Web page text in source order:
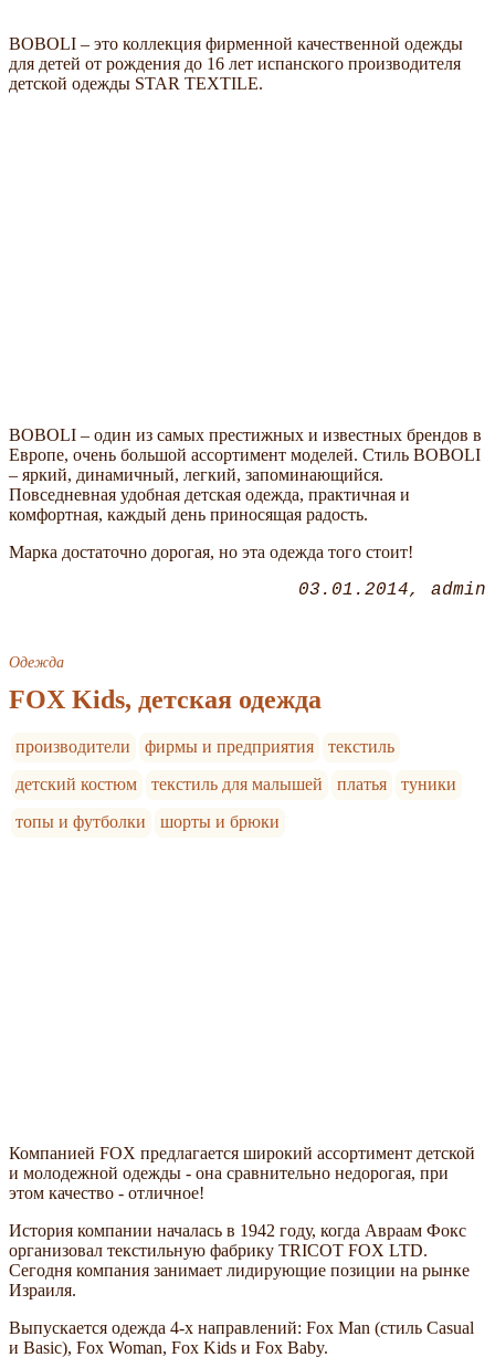
BOBOLI – это коллекция фирменной качественной одежды
для детей от рождения до 16 лет испанского производителя
детской одежды STAR TEXTILE.
BOBOLI – один из самых престижных и известных брендов в
Европе, очень большой ассортимент моделей. Стиль BOBOLI
– яркий, динамичный, легкий, запоминающийся.
Повседневная удобная детская одежда, практичная и
комфортная, каждый день приносящая радость.
Марка достаточно дорогая, но эта одежда того стоит!
03.01.2014 admin
Одежда
FOX Kids, детская одежда
производители фирмы и предприятия
текстиль
детский костюм
текстиль для малышей платья
туники
топы и футболки
шорты и брюки
Компанией FOX предлагается широкий ассортимент детской
и молодежной одежды - она сравнительно недорогая, при
этом качество - отличное!
История компании началась в 1942 году, когда Авраам Фокс
организовал текстильную фабрику TRICOT FOX LTD.
Сегодня компания занимает лидирующие позиции на рынке
Израиля.
Выпускается одежда 4-х направлений: Fox Man (стиль Casual
и Basic), Fox Woman, Fox Kids и Fox Baby.